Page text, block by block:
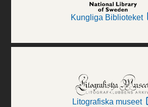
Kungliga Biblioteket
Litografiska museet